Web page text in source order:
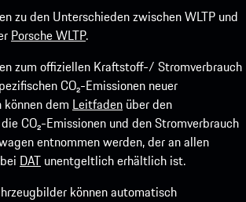
zu den Unterschieden zwischen WLTP und
Porsche WLTP.
zum offiziellen Kraftstoff-/ Stromverbrauch
CO₂-Emissionen neuer
dem Leitfaden über den
CO₂-Emissionen und den Stromverbrauch
entnommen werden, der an allen
DAT unentgeltlich erhältlich ist.
können automatisch